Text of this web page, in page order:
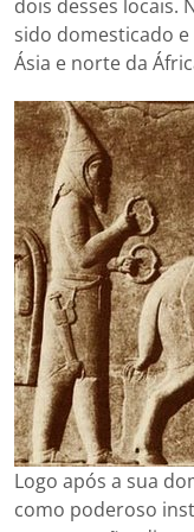
dois desses locais.
sido domesticado
Ásia e norte da
Logo após a sua
como poderoso